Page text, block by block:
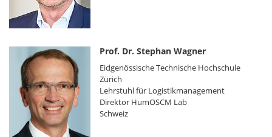
Prof. Dr. Stephan Wagner
Eidgenössische Technische Hochschule
Zürich
Lehrstuhl für Logistikmanagement
Direktor HumOSCM Lab
Schweiz